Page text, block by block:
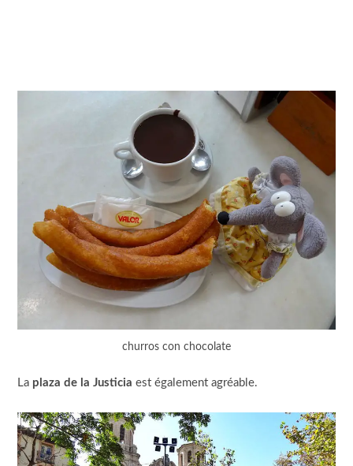
churros con chocolate
La plaza de la Justicia est également agréable.